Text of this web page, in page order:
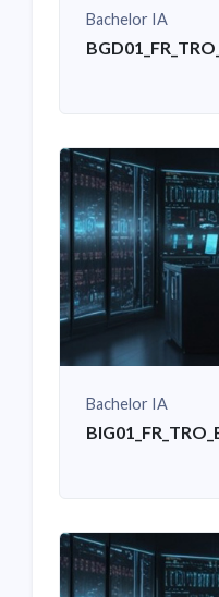
Bachelor IA
Bachelor IA